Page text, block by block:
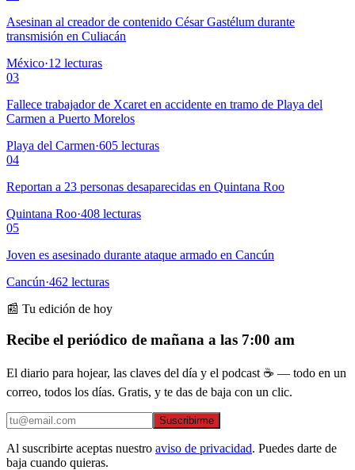
Asesinan al creador de contenido César Gastélum durante
transmisión en Culiacán
México·12 lecturas
03
Fallece trabajador de Xcaret en accidente en tramo de Playa del
Carmen a Puerto Morelos
Playa del Carmen·605 lecturas
04
Reportan a 23 personas desaparecidas en Quintana Roo
Quintana Roo·408 lecturas
05
Joven es asesinado durante ataque armado en Cancún
Cancún·462 lecturas
📰 Tu edición de hoy
Recibe el periódico de mañana a las 7:00 am
El diario para hojear, las claves del día y el podcast ☕ — todo en un
correo, todos los días. Gratis, y te das de baja con un clic.
Suscribirme
Al suscribirte aceptas nuestro aviso de privacidad. Puedes darte de
baja cuando quieras.